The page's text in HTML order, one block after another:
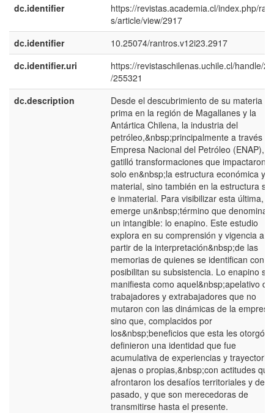
dc.identifier
https://revistas.academia.cl/index.php/
s/article/view/2917
dc.identifier
10.25074/rantros.v12i23.2917
dc.identifier.uri
https://revistaschilenas.uchile.cl/handle/
/255321
dc.description
Desde el descubrimiento de su materia
prima en la región de Magallanes y la
Antártica Chilena, la industria del
petróleo,&nbsp;principalmente a través
Empresa Nacional del Petróleo (ENAP),
gatilló transformaciones que impactaron
solo en&nbsp;la estructura económica y
material, sino también en la estructura
e inmaterial. Para visibilizar esta última,
emerge un&nbsp;término que denomina a
un intangible: lo enapino. Este estudio
explora en su comprensión y vigencia a
partir de la interpretación&nbsp;de las
memorias de quienes se identifican con
posibilitan su subsistencia. Lo enapino se
manifiesta como aquel&nbsp;apelativo de
trabajadores y extrabajadores que no
mutaron con las dinámicas de la
sino que, complacidos por
los&nbsp;beneficios que esta les otorgó,
definieron una identidad que fue
acumulativa de experiencias y
ajenas o propias,&nbsp;con actitudes que
afrontaron los desafíos territoriales y del
pasado, y que son merecedoras de
transmitirse hasta el presente.